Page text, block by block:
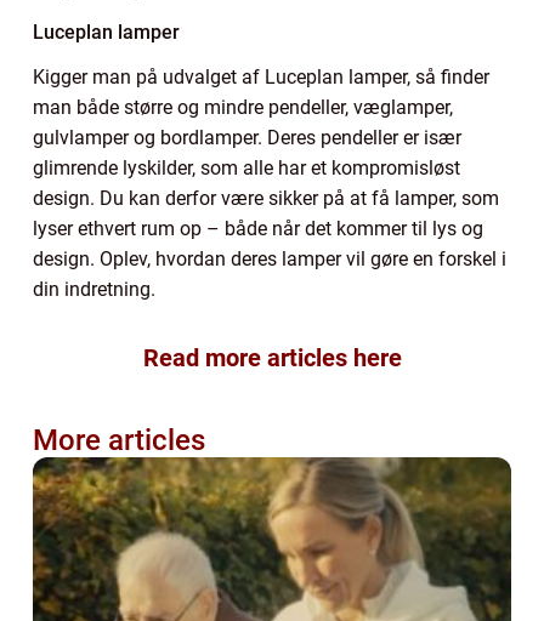
Luceplan lamper
Kigger man på udvalget af Luceplan lamper, så finder
man både større og mindre pendeller, væglamper,
gulvlamper og bordlamper. Deres pendeller er især
glimrende lyskilder, som alle har et kompromisløst
design. Du kan derfor være sikker på at få lamper, som
lyser ethvert rum op – både når det kommer til lys og
design. Oplev, hvordan deres lamper vil gøre en forskel i
din indretning.
Read more articles here
More articles